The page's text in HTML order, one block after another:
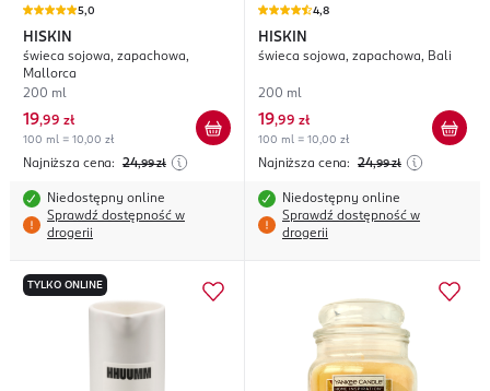
5,0
HISKIN
świeca sojowa, zapachowa,
Mallorca
200 ml
19,99 zł
100 ml = 10,00 zł
Najniższa cena: 24,99 zł
Niedostępny online
Sprawdź dostępność w
drogerii
4,8
HISKIN
świeca sojowa, zapachowa, Bali
200 ml
19,99 zł
100 ml = 10,00 zł
Najniższa cena: 24,99 zł
Niedostępny online
Sprawdź dostępność w
drogerii
TYLKO ONLINE